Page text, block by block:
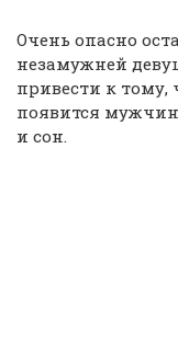
Очень опасно
незамужней
привести к тому,
появится
и сон.